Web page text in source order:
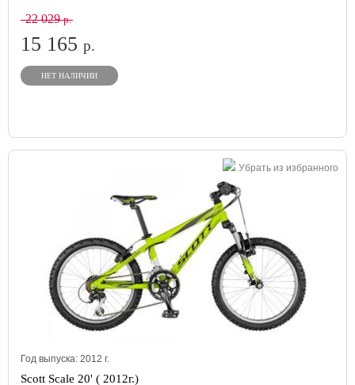
22 029р.
15 165 р.
НЕТ НАЛИЧИИ
Убрать из избранного
Год выпуска: 2012 г.
Scott Scale 20' ( 2012г.)